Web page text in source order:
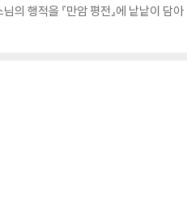
의 행적을 『만암 평전』에 낱낱이 담아